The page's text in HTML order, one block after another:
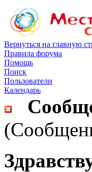
Вернуться на главную
Правила форума
Помощь
Поиск
Пользователи
Календарь